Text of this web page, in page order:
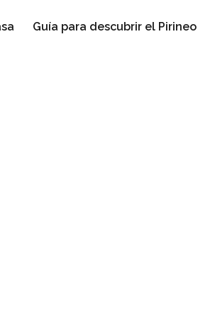
Guía para descubrir el Pirineo